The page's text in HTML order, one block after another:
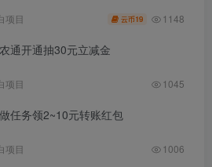
项目 云币19 1148
通开通抽30元立减金
项目 1045
任务领2~10元转账红包
项目 1006